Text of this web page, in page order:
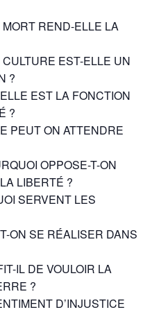
REND-ELLE LA
EST-ELLE UN
?
EST LA FONCTION
?
PEUT ON ATTENDRE
OPPOSE-T-ON
LIBERTÉ ?
SERVENT LES
ON SE RÉALISER DANS
IL DE VOULOIR LA
?
D’INJUSTICE